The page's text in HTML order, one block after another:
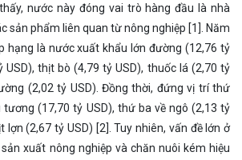
nước này đóng vai trò hàng đầu là nhà
sản phẩm liên quan từ nông nghiệp [1]. Năm
hạng là nước xuất khẩu lớn đường (12,76 tỷ
USD), thịt bò (4,79 tỷ USD), thuốc lá (2,70 tỷ
(2,02 tỷ USD). Đồng thời, đứng vị trí thứ
tương (17,70 tỷ USD), thứ ba về ngô (2,13 tỷ
lợn (2,67 tỷ USD) [2]. Tuy nhiên, vấn đề lớn ở
xuất nông nghiệp và chăn nuôi kém hiệu